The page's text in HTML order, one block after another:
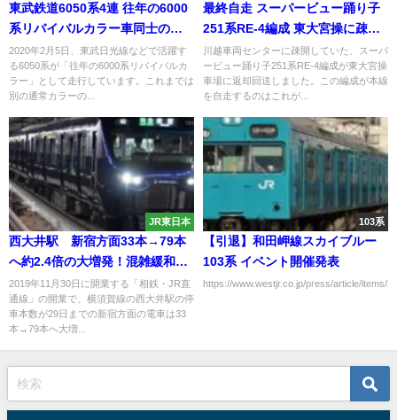
東武鉄道6050系4連 往年の6000
系リバイバルカラー車同士の連
結 鉄道ファン歓喜
2020年2月5日、東武日光線などで活躍す
る6050系が「往年の6000系リバイバルカ
ラー」として走行しています。これまでは
別の通常カラーの...
最終自走 スーパービュー踊り子
251系RE-4編成 東大宮操に疎開
返却回送 RE-1編成の廃回はもう
すぐか
川越車両センターに疎開していた、スーパ
ービュー踊り子251系RE-4編成が東大宮操
車場に返却回送しました。この編成が本線
を自走するのはこれが...
JR東日本
西大井駅 新宿方面33本→79本
へ約2.4倍の大増発！混雑緩和
へ 相鉄・JR直通線開業で意外
な恩恵 始発も40分繰り上げ
理由は特急？
2019年11月30日に開業する「相鉄・JR直
通線」の開業で、横須賀線の西大井駅の停
車本数が29日までの新宿方面の電車は33
本→79本へ大増...
103系
【引退】和田岬線スカイブルー
103系 イベント開催発表
https://www.westjr.co.jp/press/article/items/